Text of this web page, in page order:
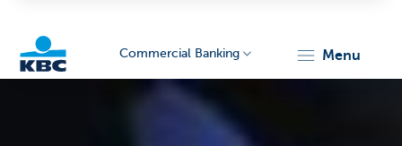
Commercial Banking menu